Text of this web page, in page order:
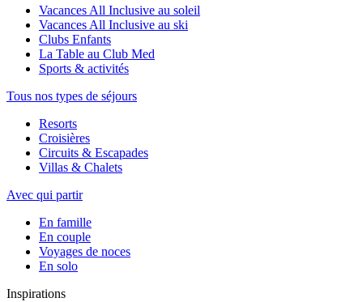
Vacances All Inclusive au soleil
Vacances All Inclusive au ski
Clubs Enfants
La Table au Club Med
Sports & activités
Tous nos types de séjours
Resorts
Croisières
Circuits & Escapades
Villas & Chalets
Avec qui partir
En famille
En couple
Voyages de noces
En solo
Inspirations